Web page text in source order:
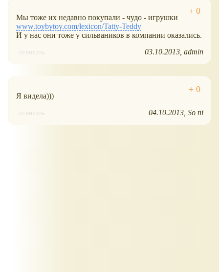
Мы тоже их недавно покупали - чудо - игрушки
www.toybytoy.com/lexicon/Tatty-Teddy
И у нас они тоже у сильваников в компании оказались.
ответить 03.10.2013 admin
Я видела)))
ответить 04.10.2013 So ni